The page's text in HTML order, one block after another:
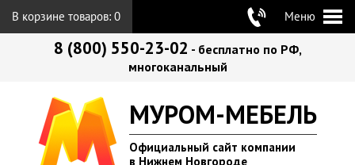
В корзине товаров: 0 Меню
8 (800) 550-23-02 - бесплатно по РФ,
многоканальный
МУРОМ-МЕБЕЛЬ
Официальный сайт компании
в Нижнем Новгороде